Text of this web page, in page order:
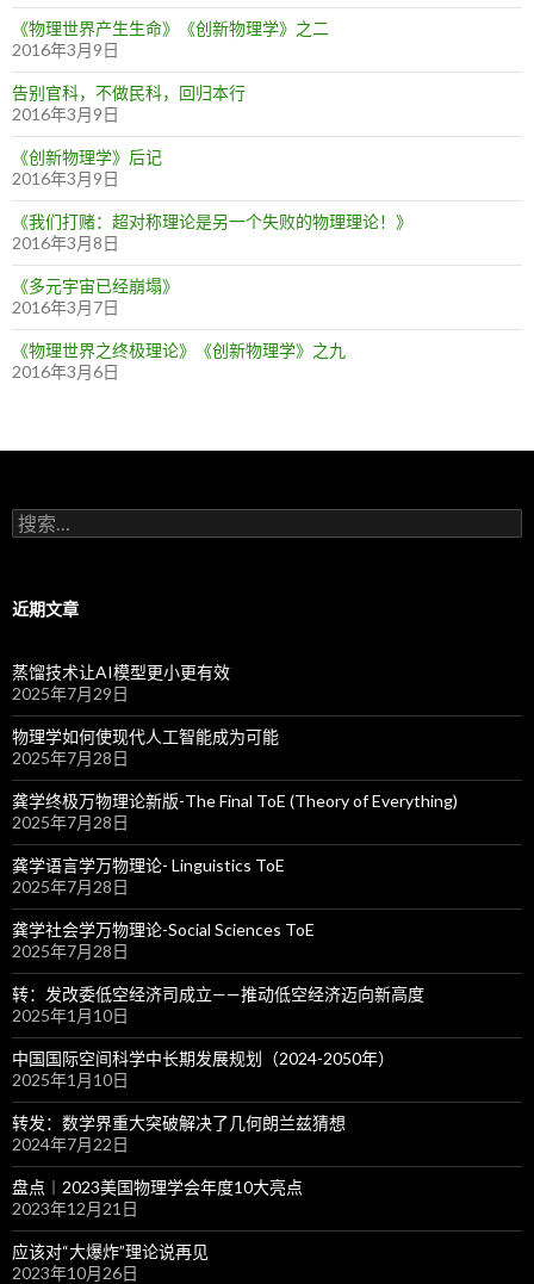
《物理世界产生生命》《创新物理学》之二
2016年3月9日
告别官科，不做民科，回归本行
2016年3月9日
《创新物理学》后记
2016年3月9日
《我们打赌：超对称理论是另一个失败的物理理论！》
2016年3月8日
《多元宇宙已经崩塌》
2016年3月7日
《物理世界之终极理论》《创新物理学》之九
2016年3月6日
搜
索
近期文章
蒸馏技术让AI模型更小更有效
2025年7月29日
物理学如何使现代人工智能成为可能
2025年7月28日
龚学终极万物理论新版-The Final ToE (Theory of Everything)
2025年7月28日
龚学语言学万物理论- Linguistics ToE
2025年7月28日
龚学社会学万物理论-Social Sciences ToE
2025年7月28日
转：发改委低空经济司成立——推动低空经济迈向新高度
2025年1月10日
中国国际空间科学中长期发展规划（2024-2050年）
2025年1月10日
转发：数学界重大突破解决了几何朗兰兹猜想
2024年7月22日
盘点︱2023美国物理学会年度10大亮点
2023年12月21日
应该对“大爆炸”理论说再见
2023年10月26日